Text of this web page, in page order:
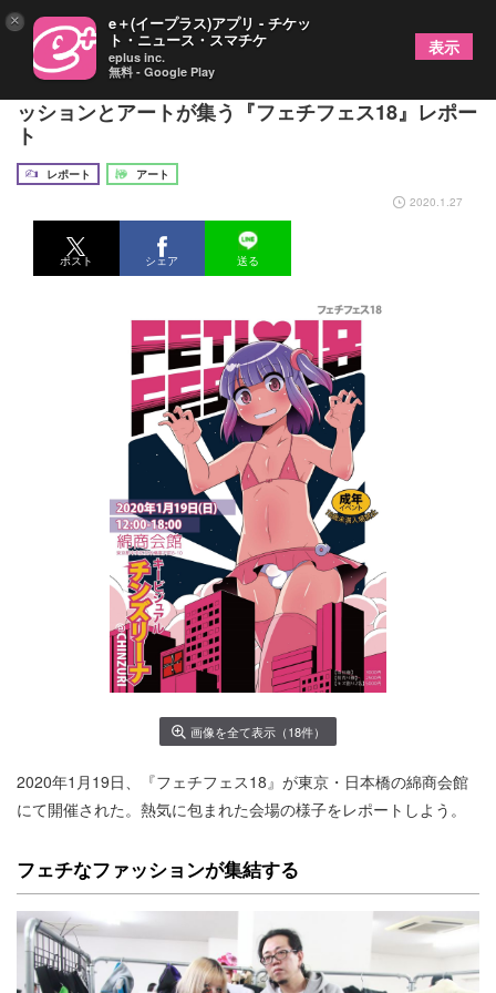
首輪、タトゥー、マスク、医療フェチが熱い ファ
ッションとアートが集う『フェチフェス18』レポー
ト
レポート
アート
2020.1.27
ポスト シェア 送る
画像を全て表示（18件）
2020年1月19日、『フェチフェス18』が東京・日本橋の綿商会館
にて開催された。熱気に包まれた会場の様子をレポートしよう。
フェチなファッションが集結する
× e＋(イープラス)アプリ - チケッ
ト・ニュース・スマチケ
eplus inc.
無料 - Google Play
表示